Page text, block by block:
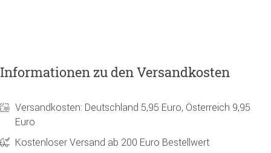
Informationen zu den Versandkosten
Versandkosten: Deutschland 5,95 Euro, Österreich 9,95
Euro
Kostenloser Versand ab 200 Euro Bestellwert